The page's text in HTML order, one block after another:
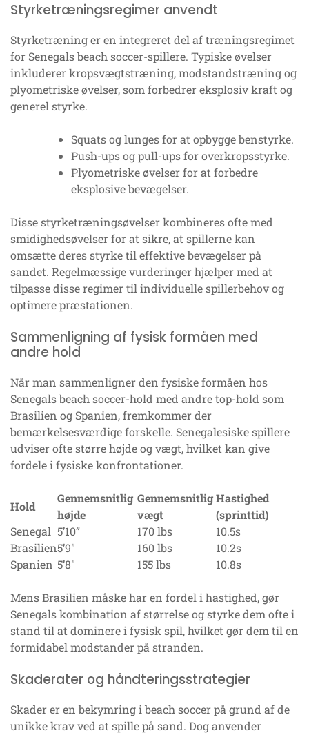
Styrketræningsregimer anvendt
Styrketræning er en integreret del af træningsregimet
for Senegals beach soccer-spillere. Typiske øvelser
inkluderer kropsvægtstræning, modstandstræning og
plyometriske øvelser, som forbedrer eksplosiv kraft og
generel styrke.
Squats og lunges for at opbygge benstyrke.
Push-ups og pull-ups for overkropsstyrke.
Plyometriske øvelser for at forbedre
eksplosive bevægelser.
Disse styrketræningsøvelser kombineres ofte med
smidighedsøvelser for at sikre, at spillerne kan
omsætte deres styrke til effektive bevægelser på
sandet. Regelmæssige vurderinger hjælper med at
tilpasse disse regimer til individuelle spillerbehov og
optimere præstationen.
Sammenligning af fysisk formåen med
andre hold
Når man sammenligner den fysiske formåen hos
Senegals beach soccer-hold med andre top-hold som
Brasilien og Spanien, fremkommer der
bemærkelsesværdige forskelle. Senegalesiske spillere
udviser ofte større højde og vægt, hvilket kan give
fordele i fysiske konfrontationer.
Hold
Gennemsnitlig
højde
Gennemsnitlig
vægt
Hastighed
(sprinttid)
Senegal 5’10” 170 lbs
10.5s
Brasilien5’9″ 160 lbs
10.2s
Spanien 5’8″ 155 lbs 10.8s
Mens Brasilien måske har en fordel i hastighed, gør
Senegals kombination af størrelse og styrke dem ofte i
stand til at dominere i fysisk spil, hvilket gør dem til en
formidabel modstander på stranden.
Skaderater og håndteringsstrategier
Skader er en bekymring i beach soccer på grund af de
unikke krav ved at spille på sand. Dog anvender